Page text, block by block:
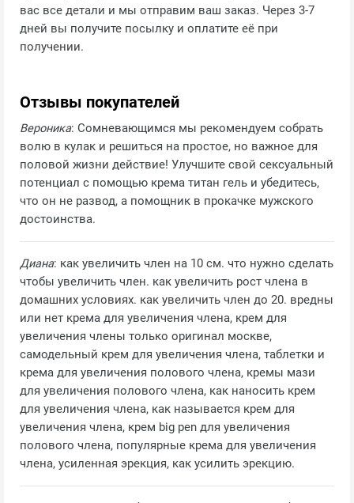
вас все детали и мы отправим ваш заказ. Через 3-7
дней вы получите посылку и оплатите её при
получении.
Отзывы покупателей
Вероника: Сомневающимся мы рекомендуем собрать
волю в кулак и решиться на простое, но важное для
половой жизни действие! Улучшите свой сексуальный
потенциал с помощью крема титан гель и убедитесь,
что он не развод, а помощник в прокачке мужского
достоинства.
Диана: как увеличить член на 10 см. что нужно сделать
чтобы увеличить член. как увеличить рост члена в
домашних условиях. как увеличить член до 20. вредны
или нет крема для увеличения члена, крем для
увеличения члены только оригинал москве,
самодельный крем для увеличения члена, таблетки и
крема для увеличения полового члена, кремы мази
для увеличения полового члена, как наносить крем
для увеличения члена, как называется крем для
увеличения члена, крем big pen для увеличения
полового члена, популярные крема для увеличения
члена, усиленная эрекция, как усилить эрекцию.